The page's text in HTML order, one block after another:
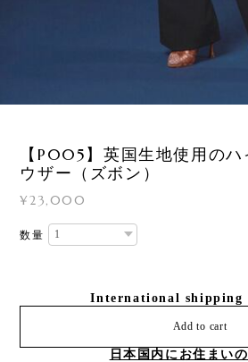
【P005】英国生地使用のハ
ウザー（ズボン）
¥23,000
数量
International shipping
Add to cart
日本国内にお住まい